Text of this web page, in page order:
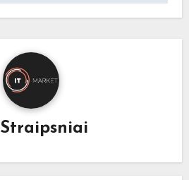
Straipsniai